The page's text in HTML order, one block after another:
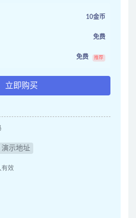
10金币
免费
免费 推荐
立即购买
示地址
有效